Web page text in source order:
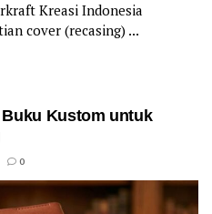
Kreasi Indonesia
cover (recasing) ...
Kustom untuk
0